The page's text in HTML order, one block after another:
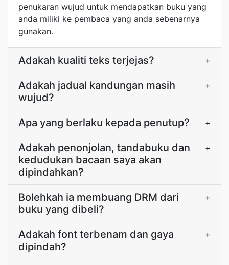
penukaran wujud untuk mendapatkan buku yang
anda miliki ke pembaca yang anda sebenarnya
gunakan.
Adakah kualiti teks terjejas? +
Adakah jadual kandungan masih
wujud?
+
Apa yang berlaku kepada penutup? +
Adakah penonjolan, tandabuku dan
kedudukan bacaan saya akan
dipindahkan?
+
Bolehkah ia membuang DRM dari
buku yang dibeli?
+
Adakah font terbenam dan gaya
dipindah?
+